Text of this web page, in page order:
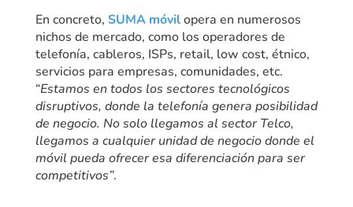
En concreto, SUMA móvilopera en numerosos
nichos de mercado, como los operadores de
telefonía, cableros, ISPs, retail, low cost, étnico,
servicios para empresas, comunidades, etc.
“Estamos en todos los sectores tecnológicos
disruptivos, donde la telefonía genera posibilidad
de negocio. No solo llegamos al sector Telco,
llegamos a cualquier unidad de negocio donde el
móvil pueda ofrecer esa diferenciación para ser
competitivos”.